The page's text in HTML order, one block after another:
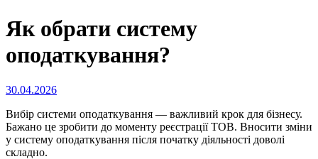
Як обрати систему
оподаткування?
Опубліковано
30.04.2026
Вибір системи оподаткування ― важливий крок для бізнесу.
Бажано це зробити до моменту реєстрації ТОВ. Вносити зміни
у систему оподаткування після початку діяльності доволі
складно.